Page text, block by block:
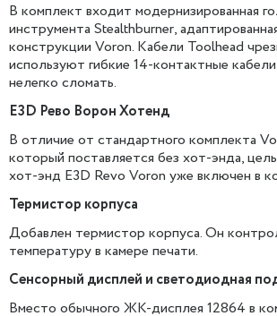
В комплект входит модернизированная
инструмента Stealthburner,
конструкции Voron. Кабели Toolhead
используют гибкие 14-контактные
нелегко сломать.
E3D Рево Ворон Хотенд
В отличие от стандартного комплекта
который поставляется без хот-энда,
хот-энд E3D Revo Voron уже включен в
Термистор корпуса
Добавлен термистор корпуса. Он
температуру в камере печати.
Сенсорный дисплей и светодиодная
Вместо обычного ЖК-дисплея 12864 в